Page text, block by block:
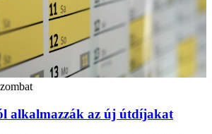
alkalmazzák az új útdíjakat